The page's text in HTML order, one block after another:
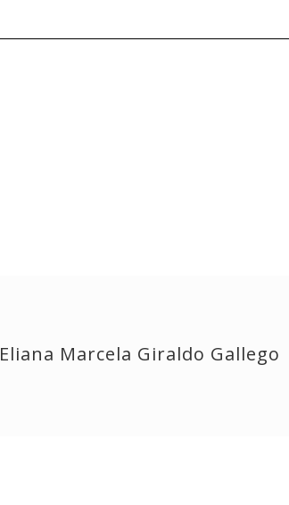
Eliana Marcela Giraldo Gallego